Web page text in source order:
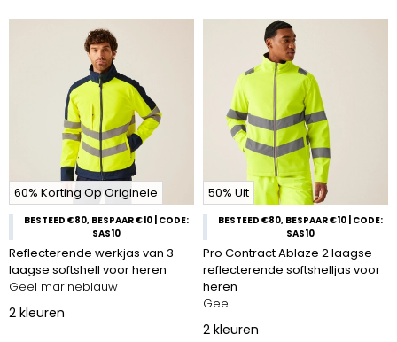
60% Korting Op Originele
BESTEED €80, BESPAAR €10 | CODE:
SAS10
Reflecterende werkjas van 3
laagse softshell voor heren
Geel marineblauw
2 kleuren
50% Uit
BESTEED €80, BESPAAR €10 | CODE:
SAS10
Pro Contract Ablaze 2 laagse
reflecterende softshelljas voor
heren
Geel
2 kleuren